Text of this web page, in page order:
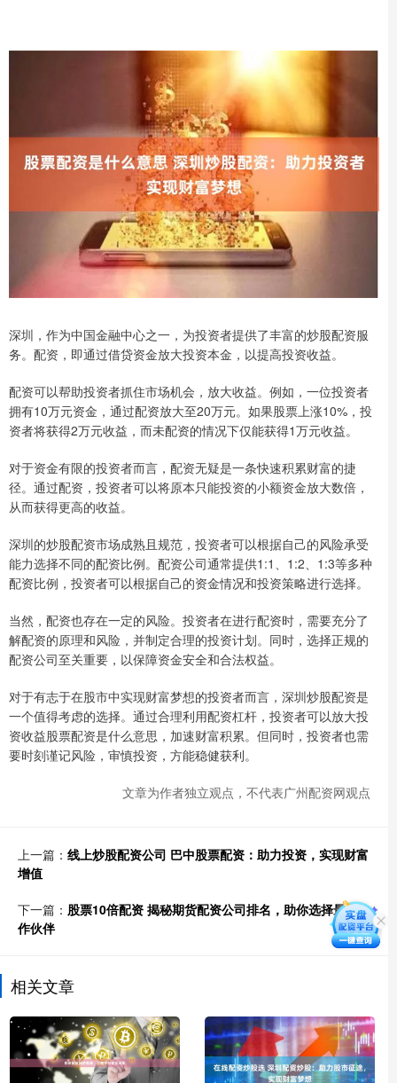
深圳，作为中国金融中心之一，为投资者提供了丰富的炒股配资服
务。配资，即通过借贷资金放大投资本金，以提高投资收益。
配资可以帮助投资者抓住市场机会，放大收益。例如，一位投资者
拥有10万元资金，通过配资放大至20万元。如果股票上涨10%，投
资者将获得2万元收益，而未配资的情况下仅能获得1万元收益。
对于资金有限的投资者而言，配资无疑是一条快速积累财富的捷
径。通过配资，投资者可以将原本只能投资的小额资金放大数倍，
从而获得更高的收益。
深圳的炒股配资市场成熟且规范，投资者可以根据自己的风险承受
能力选择不同的配资比例。配资公司通常提供1:1、1:2、1:3等多种
配资比例，投资者可以根据自己的资金情况和投资策略进行选择。
当然，配资也存在一定的风险。投资者在进行配资时，需要充分了
解配资的原理和风险，并制定合理的投资计划。同时，选择正规的
配资公司至关重要，以保障资金安全和合法权益。
对于有志于在股市中实现财富梦想的投资者而言，深圳炒股配资是
一个值得考虑的选择。通过合理利用配资杠杆，投资者可以放大投
资收益股票配资是什么意思，加速财富积累。但同时，投资者也需
要时刻谨记风险，审慎投资，方能稳健获利。
文章为作者独立观点，不代表广州配资网观点
上一篇： 线上炒股配资公司 巴中股票配资：助力投资，实现财富
增值
下一篇： 股票10倍配资 揭秘期货配资公司排名，助你选择最佳合
作伙伴
相关文章